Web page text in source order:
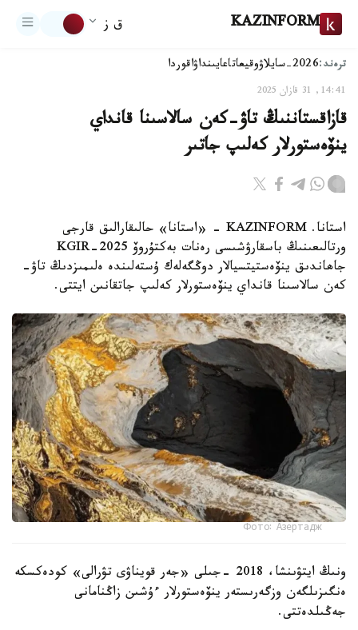
KAZINFORM ق ز
ترەند:2026-سايلاۋ وقيعاتاعايىنداۋاقوردا
14:41, 31 قازان 2025
قازاقستاننىڭ تاۋ-كەن سالاسىنا قانداي
ينۆەستورلار كەلىپ جاتىر
استانا. KAZINFORM - «استانا» حالىقارالىق قارجى
ورتالىعىنىڭ باسقارۋشىسى رەنات بەكتۇروۆ KGIR-2025
جاھاندىق ينۆەستيتسيالار دوڭگەلەك ۇستەلىندە ەلىمىزدىڭ تاۋ-
كەن سالاسىنا قانداي ينۆەستورلار كەلىپ جاتقانىن ايتتى.
Фото: Азертадж
ونىڭ ايتۋىنشا، 2018 -جىلى «جەر قويناۋى تۋرالى» كودەكسكە
ەنگىزىلگەن وزگەرىستەر ينۆەستورلار ءۇشىن زاڭنامانى
جەڭىلدەتتى.